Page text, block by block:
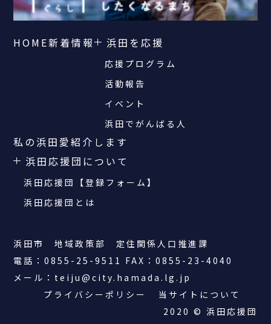
HOME新着情報 浜田を応援
応援プログラム
活動報告
イベント
浜田でがんばる人
私の浜田愛紹介します
浜田応援団について
浜田応援団【登録フォーム】
浜田応援団とは
浜田市 地域政策部 定住関係人口推進課
電話：0855-25-9511 FAX：0855-23-4040
メール：teiju@city.hamada.lg.jp
プライバシーポリシー
当サイトについて
2020 ©︎ 浜田応援団